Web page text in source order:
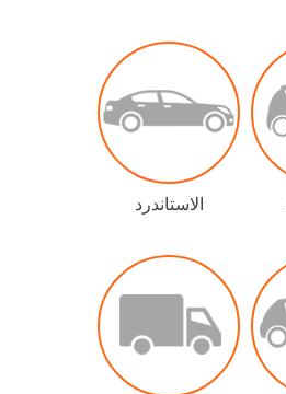
الاستاندرد